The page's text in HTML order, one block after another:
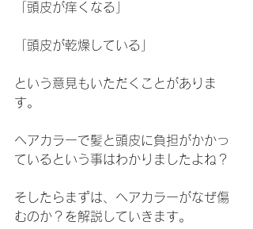
「頭皮が痒くなる」
「頭皮が乾燥している」
という意見もいただくことがありま
す。
ヘアカラーで髪と頭皮に負担がかかっ
ているという事はわかりましたよね？
そしたらまずは、ヘアカラーがなぜ傷
むのか？を解説していきます。